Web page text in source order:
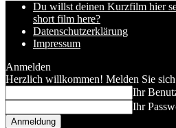
Du willst deinen Kurzfilm hier
short film here?
Datenschutzerklärung
Impressum
Anmelden
Herzlich willkommen! Melden Sie sich
Ihr
Ihr